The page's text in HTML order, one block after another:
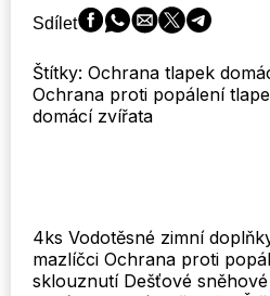
domácí
zvířata
Dog
Shoes
Vodotěsné
Boty
množství
Sdílet
Štítky: Ochrana tlapek
Ochrana proti popálení
domácí zvířata
4ks Vodotěsné zimní
mazlíčci Ochrana proti
sklouznutí Dešťové